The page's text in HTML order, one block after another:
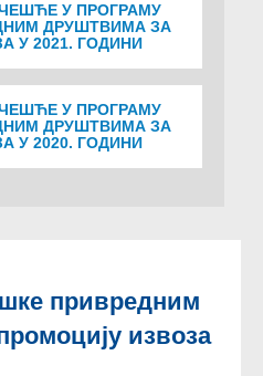
У ПРОГРАМУ
ДРУШТВИМА ЗА
У 2021. ГОДИНИ
У ПРОГРАМУ
ДРУШТВИМА ЗА
У 2020. ГОДИНИ
привредним
извоза